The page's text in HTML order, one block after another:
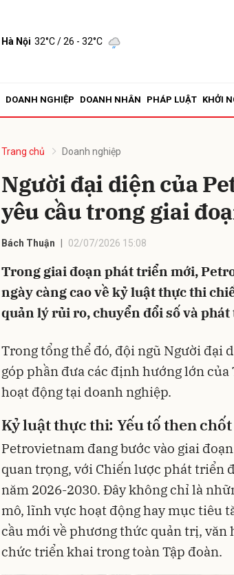
Hà Nội 32°C/ 26 - 32°C
DOANH NGHIỆP DOANH NHÂN PHÁP LUẬT KHỞI
Trang chủ Doanh nghiệp
Người đại diện của
yêu cầu trong giai
Bách Thuận 02/07/2026 15:08
Trong giai đoạn phát triển mới,
ngày càng cao về kỷ luật thực thi
quản lý rủi ro, chuyển đổi số và
Trong tổng thể đó, đội ngũ Người đại
góp phần đưa các định hướng lớn
hoạt động tại doanh nghiệp.
Kỷ luật thực thi: Yếu tố then chốt
Petrovietnam đang bước vào giai
quan trọng, với Chiến lược phát triển
năm 2026-2030. Đây không chỉ là
mô, lĩnh vực hoạt động hay mục tiêu
cầu mới về phương thức quản trị, văn
chức triển khai trong toàn Tập đoàn.